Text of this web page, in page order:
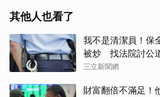
其他人也看了
我不是清潔員！保
被炒 找法院討公
三立新聞網
財富翻倍不滿足！